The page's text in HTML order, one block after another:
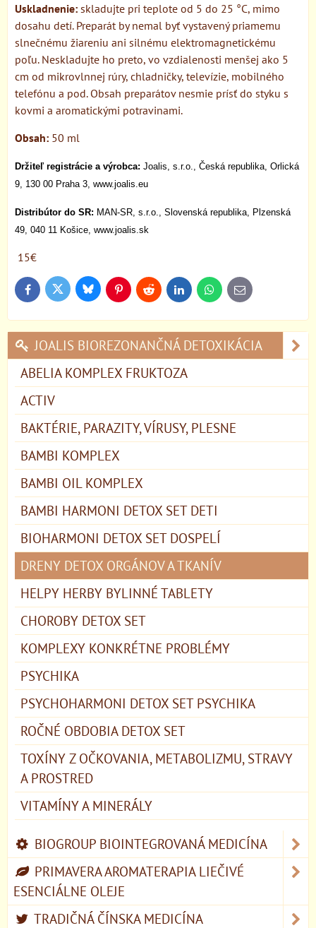
Uskladnenie: skladujte pri teplote od 5 do 25 °C, mimo
dosahu detí. Preparát by nemal byť vystavený priamemu
slnečnému žiareniu ani silnému elektromagnetickému
poľu. Neskladujte ho preto, vo vzdialenosti menšej ako 5
cm od mikrovlnnej rúry, chladničky, televízie, mobilného
telefónu a pod. Obsah preparátov nesmie prísť do styku s
kovmi a aromatickými potravinami.
Obsah: 50 ml
Držiteľ registrácie a výrobca: Joalis, s.r.o., Česká republika, Orlická
9, 130 00 Praha 3, www.joalis.eu
Distribútor do SR: MAN-SR, s.r.o., Slovenská republika, Plzenská
49, 040 11 Košice, www.joalis.sk
15€
FacebookTwitter BlueskyPinterestReddit LinkedInWhatsApp
E-
mail
JOALIS BIOREZONANČNÁ DETOXIKÁCIA
ABELIA KOMPLEX FRUKTOZA
ACTIV
BAKTÉRIE, PARAZITY, VÍRUSY, PLESNE
BAMBI KOMPLEX
BAMBI OIL KOMPLEX
BAMBI HARMONI DETOX SET DETI
BIOHARMONI DETOX SET DOSPELÍ
DRENY DETOX ORGÁNOV A TKANÍV
HELPY HERBY BYLINNÉ TABLETY
CHOROBY DETOX SET
KOMPLEXY KONKRÉTNE PROBLÉMY
PSYCHIKA
PSYCHOHARMONI DETOX SET PSYCHIKA
ROČNÉ OBDOBIA DETOX SET
TOXÍNY Z OČKOVANIA, METABOLIZMU, STRAVY
A PROSTRED
VITAMÍNY A MINERÁLY
BIOGROUP BIOINTEGROVANÁ MEDICÍNA
PRIMAVERA AROMATERAPIA LIEČIVÉ
ESENCIÁLNE OLEJE
TRADIČNÁ ČÍNSKA MEDICÍNA